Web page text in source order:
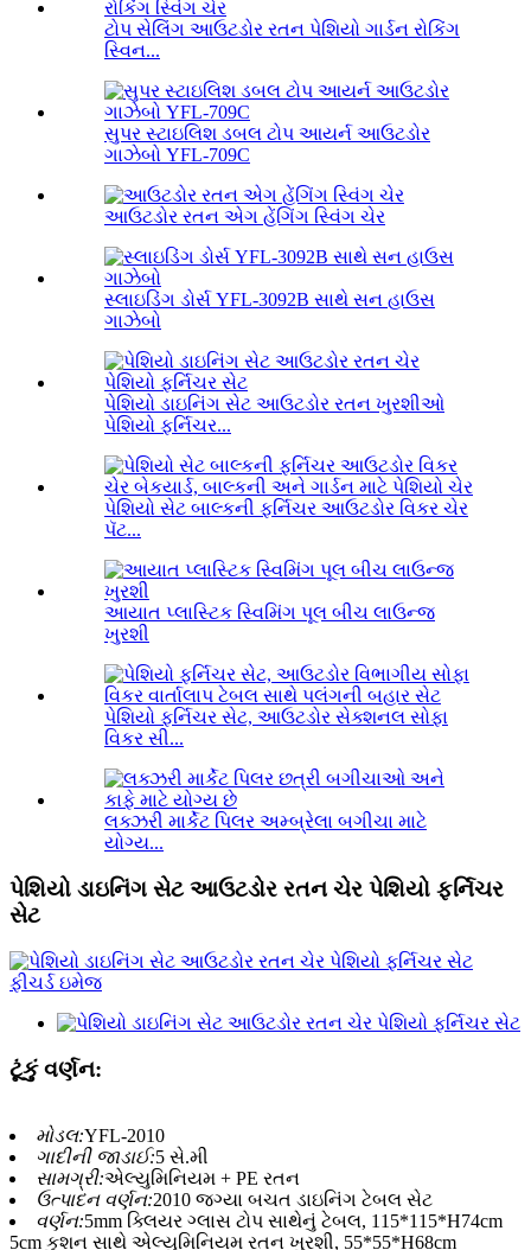
ટોપ સેલિંગ આઉટડોર રતન પેશિયો ગાર્ડન રોકિંગ
સ્વિન...
સુપર સ્ટાઇલિશ ડબલ ટોપ આયર્ન આઉટડોર
ગાઝેબો YFL-709C
આઉટડોર રતન એગ હેંગિંગ સ્વિંગ ચેર
સ્લાઇડિંગ ડોર્સ YFL-3092B સાથે સન હાઉસ
ગાઝેબો
પેશિયો ડાઇનિંગ સેટ આઉટડોર રતન ખુરશીઓ
પેશિયો ફર્નિચર...
પેશિયો સેટ બાલ્કની ફર્નિચર આઉટડોર વિકર ચેર
પૅટ...
આયાત પ્લાસ્ટિક સ્વિમિંગ પૂલ બીચ લાઉન્જ
ખુરશી
પેશિયો ફર્નિચર સેટ, આઉટડોર સેક્શનલ સોફા
વિકર સી...
લક્ઝરી માર્કેટ પિલર અમ્બ્રેલા બગીચા માટે
યોગ્ય...
પેશિયો ડાઇનિંગ સેટ આઉટડોર રતન ચેર પેશિયો ફર્નિચર
સેટ
ટૂંકું વર્ણન:
મોડલ:YFL-2010
ગાદીની જાડાઈ:5 સે.મી
સામગ્રી:એલ્યુમિનિયમ + PE રતન
ઉત્પાદન વર્ણન:2010 જગ્યા બચત ડાઇનિંગ ટેબલ સેટ
વર્ણન:5mm ક્લિયર ગ્લાસ ટોપ સાથેનું ટેબલ, 115*115*H74cm
5cm કુશન સાથે એલ્યુમિનિયમ રતન ખુરશી, 55*55*H68cm